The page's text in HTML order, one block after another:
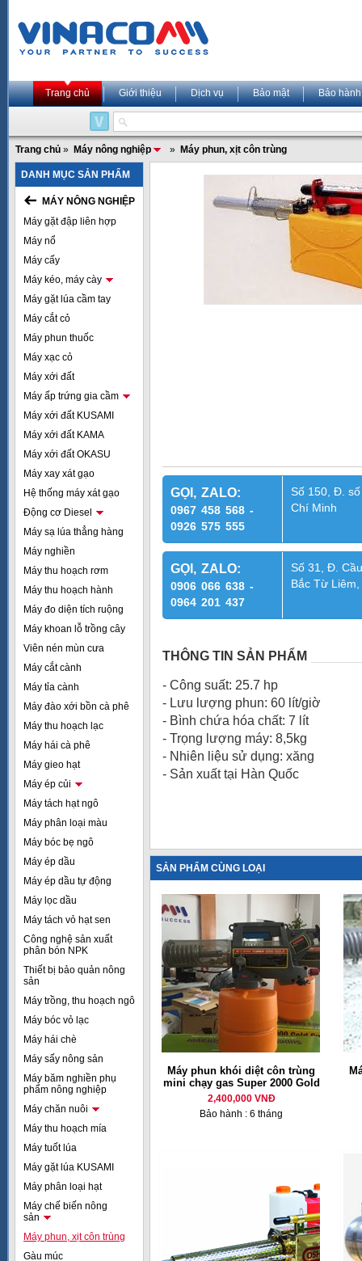
Trang chủ Giới thiệu Dịch vụ Bảo mật Bảo hành
Trang chủ » Máy nông nghiệp » Máy phun, xịt côn trùng
DANH MỤC SẢN PHẨM
MÁY NÔNG NGHIỆP
Máy gặt đập liên hợp
Máy nổ
Máy cấy
Máy kéo, máy cày
Máy gặt lúa cầm tay
Máy cắt cỏ
Máy phun thuốc
Máy xạc cỏ
Máy xới đất
Máy ấp trứng gia cầm
Máy xới đất KUSAMI
Máy xới đất KAMA
Máy xới đất OKASU
Máy xay xát gạo
Hệ thống máy xát gạo
Động cơ Diesel
Máy sạ lúa thẳng hàng
Máy nghiền
Máy thu hoạch rơm
Máy thu hoạch hành
Máy đo diện tích ruộng
Máy khoan lỗ trồng cây
Viên nén mùn cưa
Máy cắt cành
Máy tỉa cành
Máy đào xới bồn cà phê
Máy thu hoạch lạc
Máy hái cà phê
Máy gieo hạt
Máy ép củi
Máy tách hạt ngô
Máy phân loại màu
Máy bóc bẹ ngô
Máy ép dầu
Máy ép dầu tự động
Máy lọc dầu
Máy tách vỏ hạt sen
Công nghệ sản xuất
phân bón NPK
Thiết bị bảo quản nông
sản
Máy trồng, thu hoạch ngô
Máy bóc vỏ lạc
Máy hái chè
Máy sấy nông sản
Máy băm nghiền phụ
phẩm nông nghiệp
Máy chăn nuôi
Máy thu hoạch mía
Máy tuốt lúa
Máy gặt lúa KUSAMI
Máy phân loại hạt
Máy chế biến nông
sản
Máy phun, xịt côn trùng
Gàu múc
GỌI, ZALO:
0967 458 568 -
0926 575 555
Số 150, Đ.
Chí Minh
GỌI, ZALO:
0906 066 638 -
0964 201 437
Số 31, Đ.
Bắc Từ
THÔNG TIN SẢN PHẨM
- Công suất: 25.7 hp
- Lưu lượng phun: 60 lít/giờ
- Bình chứa hóa chất: 7 lít
- Trọng lượng máy: 8,5kg
- Nhiên liệu sử dụng: xăng
- Sản xuất tại Hàn Quốc
SẢN PHẨM CÙNG LOẠI
Máy phun khói diệt côn trùng
mini chạy gas Super 2000 Gold
2,400,000 VNĐ
Bảo hành : 6 tháng